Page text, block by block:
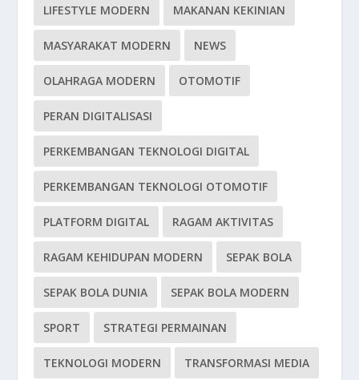
LIFESTYLE MODERN MAKANAN KEKINIAN
MASYARAKAT MODERN NEWS
OLAHRAGA MODERN OTOMOTIF
PERAN DIGITALISASI
PERKEMBANGAN TEKNOLOGI DIGITAL
PERKEMBANGAN TEKNOLOGI OTOMOTIF
PLATFORM DIGITAL RAGAM AKTIVITAS
RAGAM KEHIDUPAN MODERN SEPAK BOLA
SEPAK BOLA DUNIA SEPAK BOLA MODERN
SPORT STRATEGI PERMAINAN
TEKNOLOGI MODERN TRANSFORMASI MEDIA